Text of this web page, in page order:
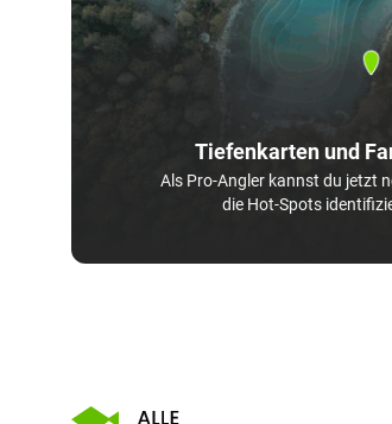
Tiefenkarten und
Als Pro-Angler kannst du jetzt
die Hot-Spots